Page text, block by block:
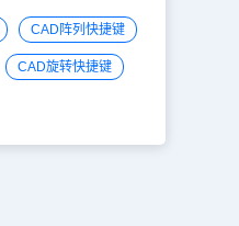
CAD阵列快捷键
CAD旋转快捷键